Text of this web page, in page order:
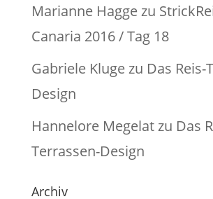
Marianne Haggezu
Canaria 2016 / Tag 18
Gabriele Klugezu Das Reis-
Design
Hannelore Megelatzu Das
Terrassen-Design
Archiv